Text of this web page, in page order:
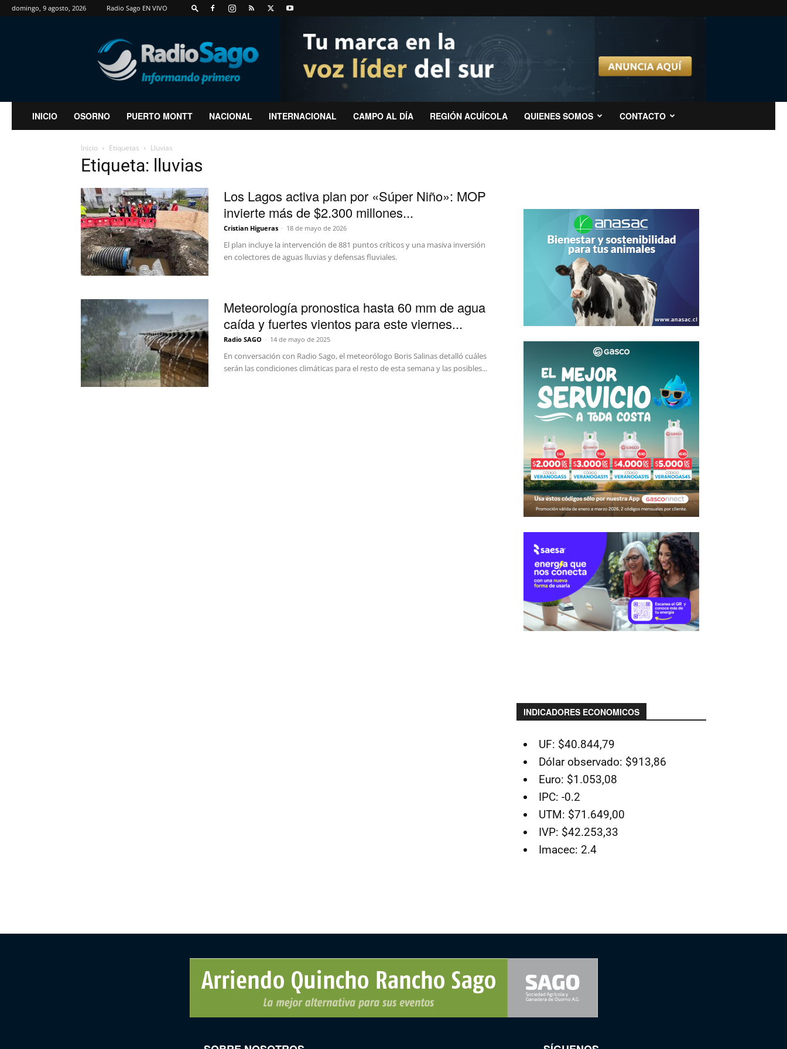
domingo, 9 agosto, 2026 Radio Sago EN VIVO
RadioSago
INICIO OSORNO PUERTO MONTT NACIONAL INTERNACIONAL CAMPO AL DÍA REGIÓN ACUÍCOLA QUIENES SOMOS CONTACTO
Inicio Etiquetas Lluvias
Etiqueta: lluvias
Los Lagos activa plan por «Súper Niño»: MOP
invierte más de $2.300 millones...
Cristian Higueras - 18 de mayo de 2026
El plan incluye la intervención de 881 puntos críticos y una masiva inversión
en colectores de aguas lluvias y defensas fluviales.
Meteorología pronostica hasta 60 mm de agua
caída y fuertes vientos para este viernes...
Radio SAGO - 14 de mayo de 2025
En conversación con Radio Sago, el meteorólogo Boris Salinas detalló cuáles
serán las condiciones climáticas para el resto de esta semana y las posibles...
INDICADORES ECONOMICOS
UF: $40.844,79
Dólar observado: $913,86
Euro: $1.053,08
IPC: -0.2
UTM: $71.649,00
IVP: $42.253,33
Imacec: 2.4